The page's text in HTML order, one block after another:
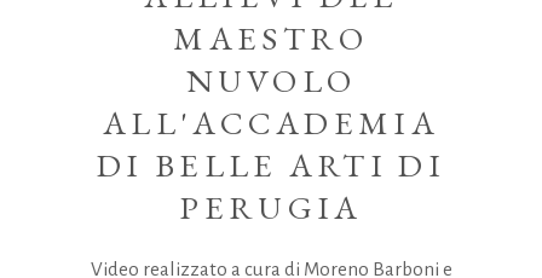
MAESTRO
NUVOLO
ALL'ACCADEMIA
DI BELLE ARTI DI
PERUGIA
Video realizzato a cura di Moreno Barboni e